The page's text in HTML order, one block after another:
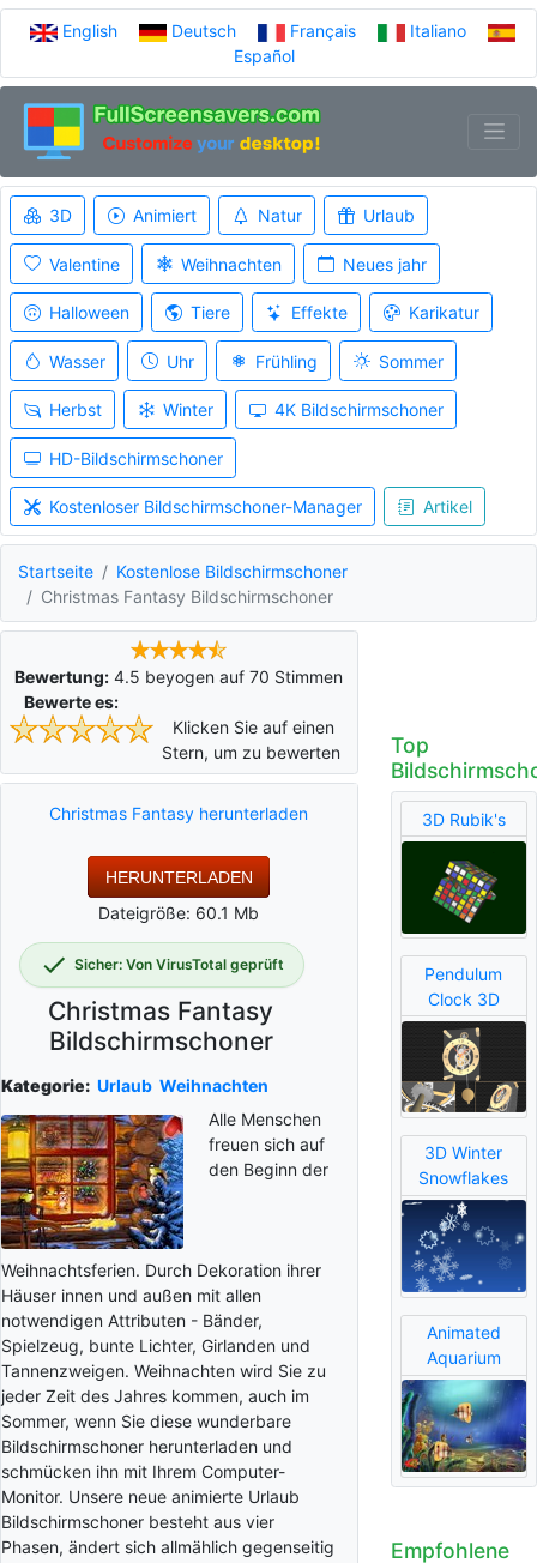
English Deutsch Français
Italiano
Español
3D Animiert Natur Urlaub
Valentine Weihnachten Neues jahr
Halloween Tiere Effekte Karikatur
Wasser Uhr Frühling Sommer
Herbst Winter 4K Bildschirmschoner
HD-Bildschirmschoner
Kostenloser Bildschirmschoner-Manager Artikel
Startseite
Kostenlose Bildschirmschoner
Christmas Fantasy Bildschirmschoner
Bewertung: 4.5 beyogen auf70 Stimmen
Bewerte es:
Klicken Sie auf einen
Stern, um zu bewerten
Christmas Fantasy herunterladen
HERUNTERLADEN
Dateigröße: 60.1 Mb
Sicher: Von VirusTotal geprüft
Christmas Fantasy
Bildschirmschoner
Kategorie: Urlaub Weihnachten
Alle Menschen
freuen sich auf
den Beginn der
Weihnachtsferien. Durch Dekoration ihrer
Häuser innen und außen mit allen
notwendigen Attributen - Bänder,
Spielzeug, bunte Lichter, Girlanden und
Tannenzweigen. Weihnachten wird Sie zu
jeder Zeit des Jahres kommen, auch im
Sommer, wenn Sie diese wunderbare
Bildschirmschoner herunterladen und
schmücken ihn mit Ihrem Computer-
Monitor. Unsere neue animierte Urlaub
Bildschirmschoner besteht aus vier
Phasen, ändert sich allmählich gegenseitig
Top
3D Rubik's
Pendulum
Clock 3D
3D Winter
Snowflakes
Animated
Aquarium
Empfohlene